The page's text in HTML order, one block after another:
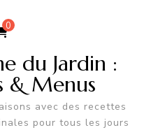
0
du Jardin :
& Menus
avec des recettes
pour tous les jours